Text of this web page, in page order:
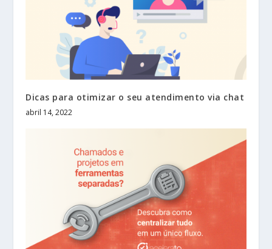
Dicas para otimizar o seu atendimento via chat
abril 14, 2022